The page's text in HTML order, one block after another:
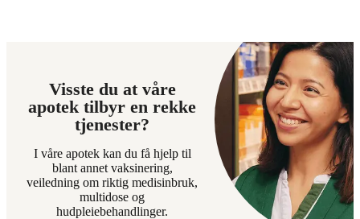
Visste du at våre
apotek tilbyr en rekke
tjenester?
I våre apotek kan du få hjelp til
blant annet vaksinering,
veiledning om riktig medisinbruk,
multidose og
hudpleiebehandlinger.